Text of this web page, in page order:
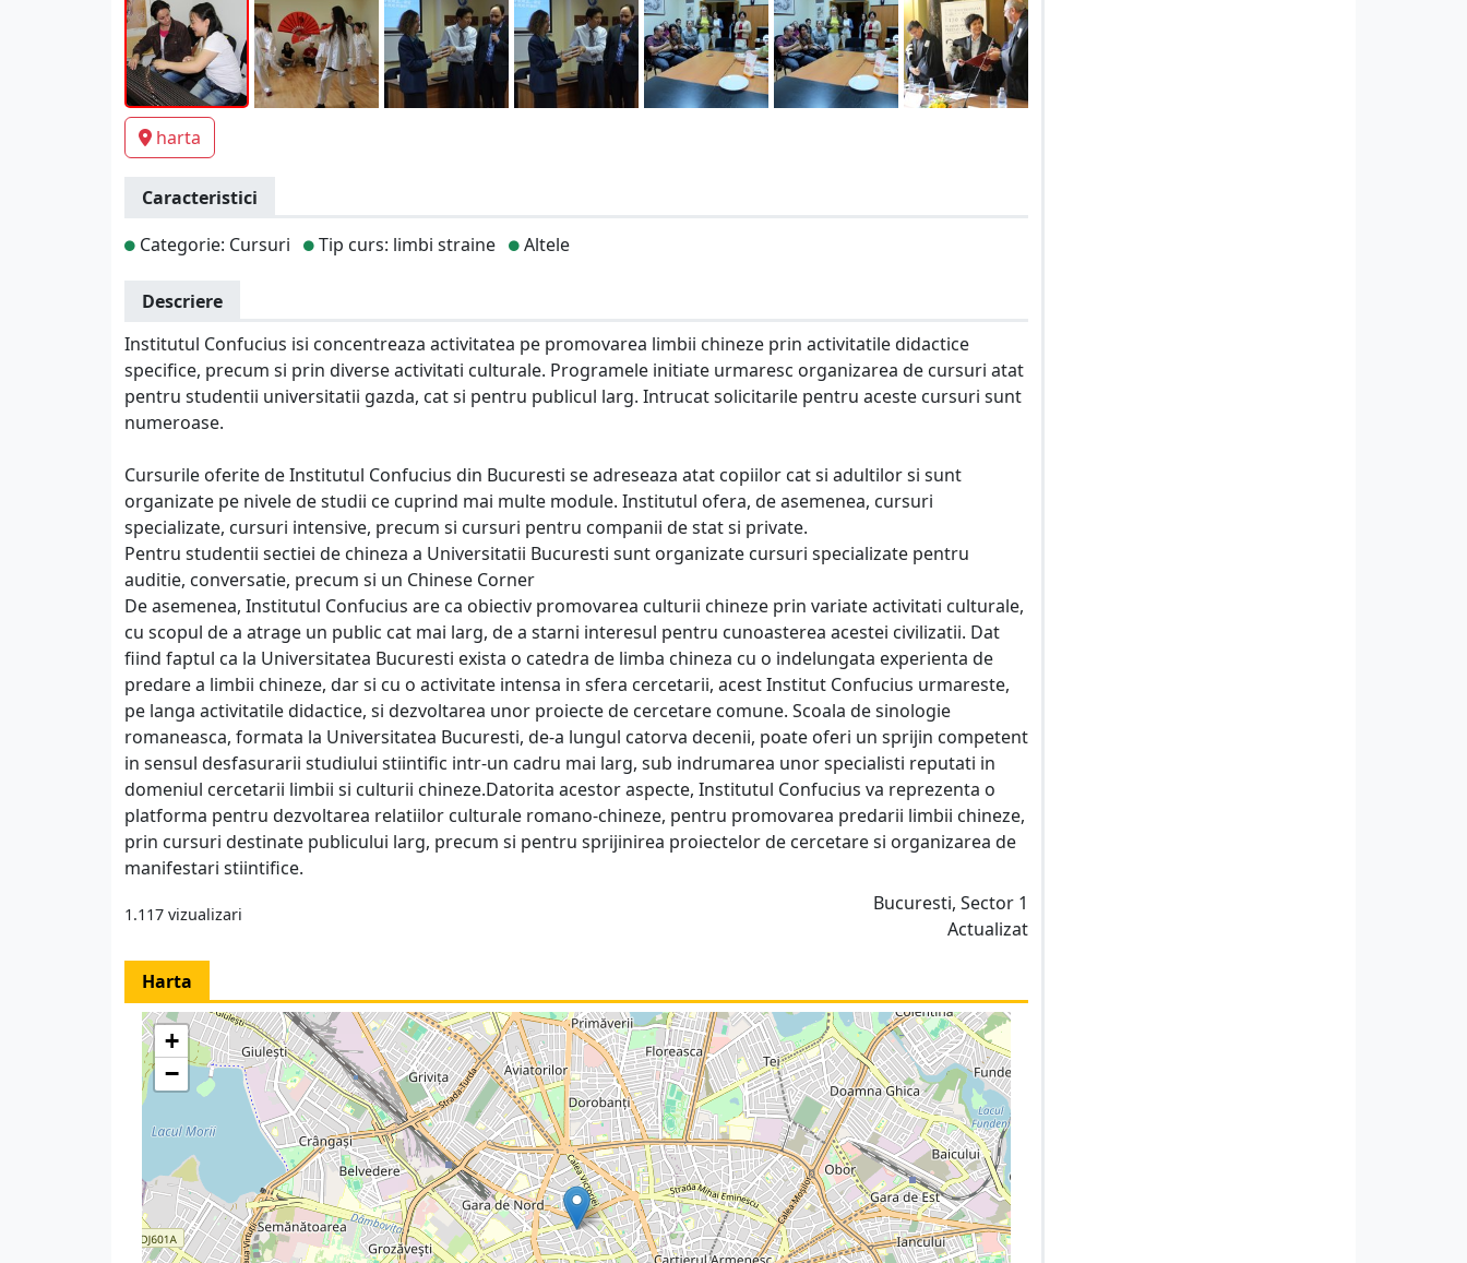
harta
Caracteristici
Categorie: Cursuri
Tip curs: limbi straine Altele
Descriere
Institutul Confucius isi concentreaza activitatea pe promovarea limbii chineze prin activitatile didactice
specifice, precum si prin diverse activitati culturale. Programele initiate urmaresc organizarea de cursuri atat
pentru studentii universitatii gazda, cat si pentru publicul larg. Intrucat solicitarile pentru aceste cursuri sunt
numeroase.
Cursurile oferite de Institutul Confucius din Bucuresti se adreseaza atat copiilor cat si adultilor si sunt
organizate pe nivele de studii ce cuprind mai multe module. Institutul ofera, de asemenea, cursuri
specializate, cursuri intensive, precum si cursuri pentru companii de stat si private.
Pentru studentii sectiei de chineza a Universitatii Bucuresti sunt organizate cursuri specializate pentru
auditie, conversatie, precum si un Chinese Corner
De asemenea, Institutul Confucius are ca obiectiv promovarea culturii chineze prin variate activitati culturale,
cu scopul de a atrage un public cat mai larg, de a starni interesul pentru cunoasterea acestei civilizatii. Dat
fiind faptul ca la Universitatea Bucuresti exista o catedra de limba chineza cu o indelungata experienta de
predare a limbii chineze, dar si cu o activitate intensa in sfera cercetarii, acest Institut Confucius urmareste,
pe langa activitatile didactice, si dezvoltarea unor proiecte de cercetare comune. Scoala de sinologie
romaneasca, formata la Universitatea Bucuresti, de-a lungul catorva decenii, poate oferi un sprijin competent
in sensul desfasurarii studiului stiintific intr-un cadru mai larg, sub indrumarea unor specialisti reputati in
domeniul cercetarii limbii si culturii chineze.Datorita acestor aspecte, Institutul Confucius va reprezenta o
platforma pentru dezvoltarea relatiilor culturale romano-chineze, pentru promovarea predarii limbii chineze,
prin cursuri destinate publicului larg, precum si pentru sprijinirea proiectelor de cercetare si organizarea de
manifestari stiintifice.
1.117 vizualizari
Bucuresti, Sector 1
Actualizat
Harta
+
−